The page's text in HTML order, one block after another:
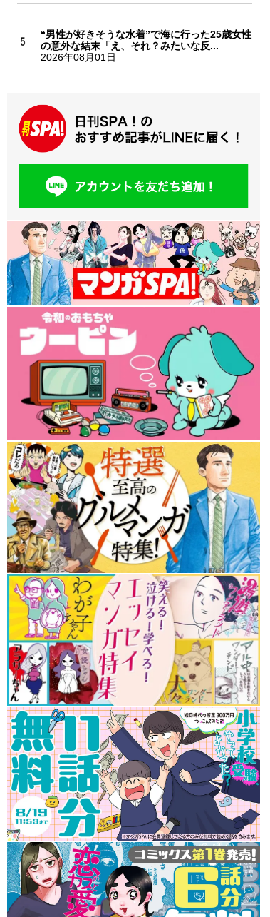
“男性が好きそうな水着”で海に行った25歳女性
の意外な結末「え、それ？みたいな反...
2026年08月01日